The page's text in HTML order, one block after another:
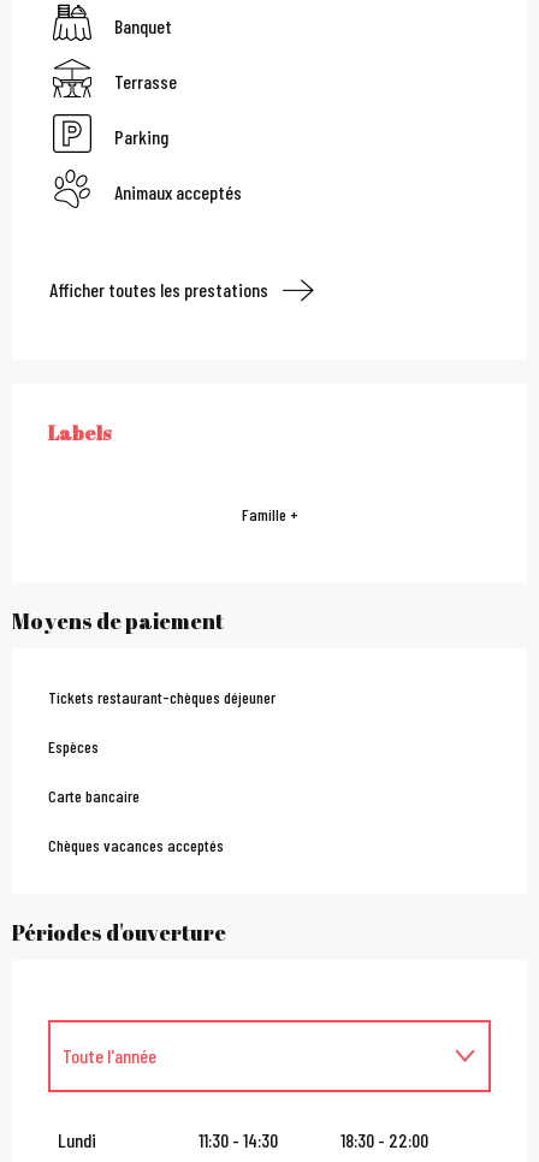
Banquet
Terrasse
Parking
Animaux acceptés
Afficher toutes les prestations
Offres de prestations
LABELS
Labels
Famille +
Moyens de paiement
Tickets restaurant-chèques déjeuner
Espèces
Carte bancaire
Chèques vacances acceptés
Périodes d'ouverture
Toute l'année
Lundi 11:30 - 14:30 18:30 - 22:00